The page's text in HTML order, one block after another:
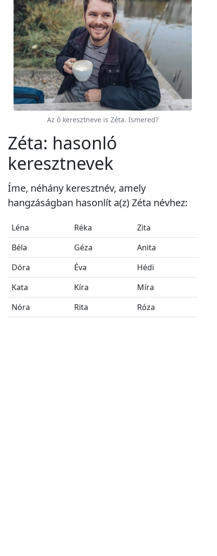
Az ő keresztneve is Zéta. Ismered?
Zéta: hasonló
keresztnevek
Íme, néhány keresztnév, amely
hangzáságban hasonlít a(z) Zéta névhez:
Léna Réka
Zita
Béla
Géza
Anita
Dóra
Éva
Hédi
Kata
Kíra
Míra
Nóra
Rita Róza